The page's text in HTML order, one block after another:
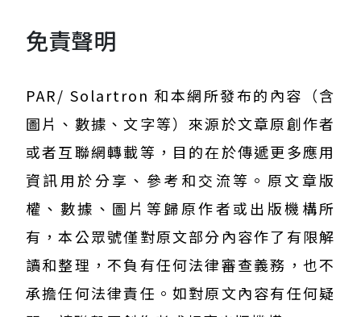
免責聲明
PAR/ Solartron 和本網所發布的內容（含
圖片、數據、文字等）來源於文章原創作者
或者互聯網轉載等，目的在於傳遞更多應用
資訊用於分享、參考和交流等。原文章版
權、數據、圖片等歸原作者或出版機構所
有，本公眾號僅對原文部分內容作了有限解
讀和整理，不負有任何法律審查義務，也不
承擔任何法律責任。如對原文內容有任何疑